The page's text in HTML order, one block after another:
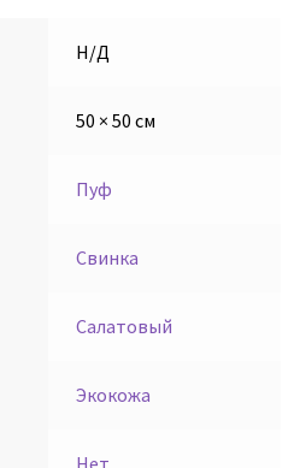
Н/Д
50 × 50 см
Пуф
Свинка
Салатовый
Экокожа
Нет